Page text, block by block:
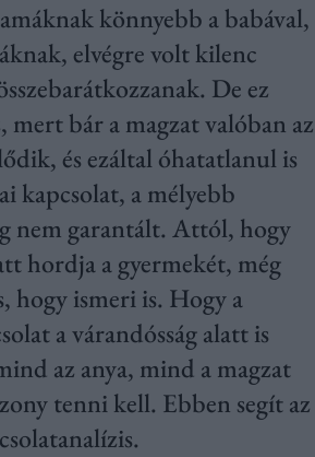
könnyebb a babával,
elvégre volt kilenc
De ez
mert bár a magzat valóban az
és ezáltal óhatatlanul is
kapcsolat, a mélyebb
nem garantált. Attól, hogy
hordja a gyermekét, még
hogy ismeri is. Hogy a
a várandósság alatt is
az anya, mind a magzat
tenni kell. Ebben segít az